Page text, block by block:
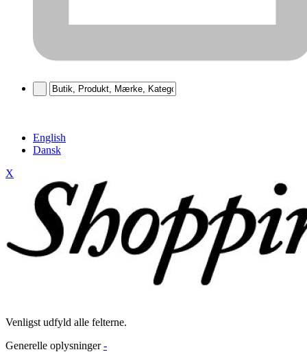
English
Dansk
X
Venligst udfyld alle felterne.
Generelle oplysninger -